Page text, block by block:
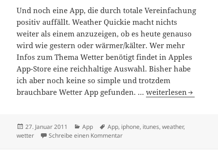
Und noch eine App, die durch totale Vereinfachung
positiv auffällt. Weather Quickie macht nichts
weiter als einem anzuzeigen, ob es heute genauso
wird wie gestern oder wärmer/kälter. Wer mehr
Infos zum Thema Wetter benötigt findet in Apples
App-Store eine reichhaltige Auswahl. Bisher habe
ich aber noch keine so simple und trotzdem
brauchbare Wetter App gefunden. …Weather Quickie
weiterlesen
Veröffentlicht
am
27. Januar 2011 Kategorien
App Schlagwörter
App, iphone, itunes,weather,
wetter
Schreibe einen Kommentarzu Weather Quickie iPhone App